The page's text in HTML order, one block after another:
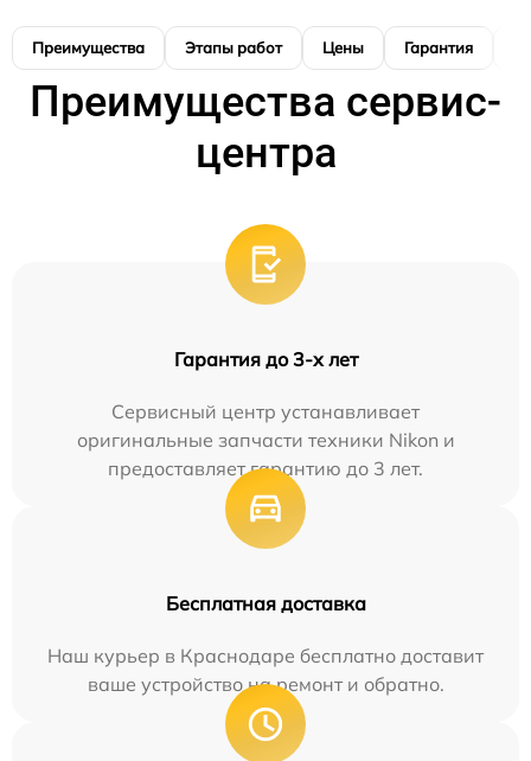
Преимущества Этапы работ Цены Гарантия
Преимущества сервис-
центра
Гарантия до 3-х лет
Сервисный центр устанавливает
оригинальные запчасти техники Nikon и
предоставляет гарантию до 3 лет.
Бесплатная доставка
Наш курьер в Краснодаре бесплатно доставит
ваше устройство на ремонт и обратно.